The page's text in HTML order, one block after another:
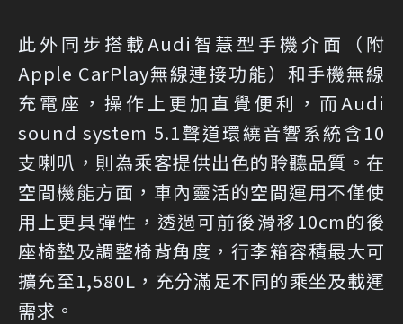
此外同步搭載Audi智慧型手機介面（附
Apple CarPlay無線連接功能）和手機無線
充電座，操作上更加直覺便利，而Audi
sound system 5.1聲道環繞音響系統含10
支喇叭，則為乘客提供出色的聆聽品質。在
空間機能方面，車內靈活的空間運用不僅使
用上更具彈性，透過可前後滑移10cm的後
座椅墊及調整椅背角度，行李箱容積最大可
擴充至1,580L，充分滿足不同的乘坐及載運
需求。